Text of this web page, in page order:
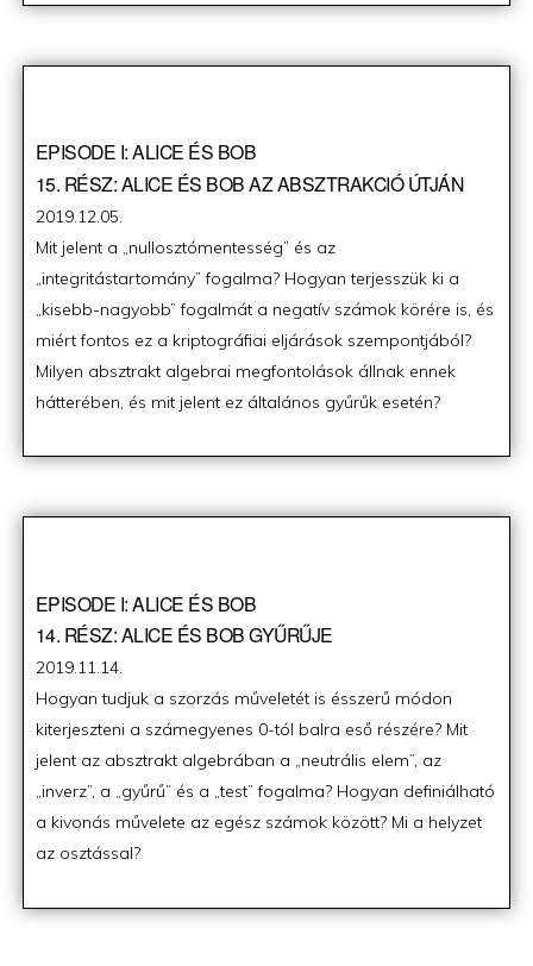
EPISODE I: ALICE ÉS BOB
15. RÉSZ: ALICE ÉS BOB AZ ABSZTRAKCIÓ ÚTJÁN
Posted
on
2019.12.05.
Mit jelent a „nullosztómentesség” és az
„integritástartomány” fogalma? Hogyan terjesszük ki a
„kisebb-nagyobb” fogalmát a negatív számok körére is, és
miért fontos ez a kriptográfiai eljárások szempontjából?
Milyen absztrakt algebrai megfontolások állnak ennek
hátterében, és mit jelent ez általános gyűrűk esetén?
EPISODE I: ALICE ÉS BOB
14. RÉSZ: ALICE ÉS BOB GYŰRŰJE
Posted
on
2019.11.14.
Hogyan tudjuk a szorzás műveletét is ésszerű módon
kiterjeszteni a számegyenes 0-tól balra eső részére? Mit
jelent az absztrakt algebrában a „neutrális elem”, az
„inverz”, a „gyűrű” és a „test” fogalma? Hogyan definiálható
a kivonás művelete az egész számok között? Mi a helyzet
az osztással?